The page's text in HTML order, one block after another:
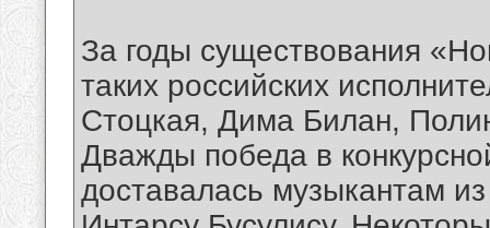
За годы существования
таких российских
Стоцкая, Дима Билан,
Дважды победа в
доставалась музыкантам